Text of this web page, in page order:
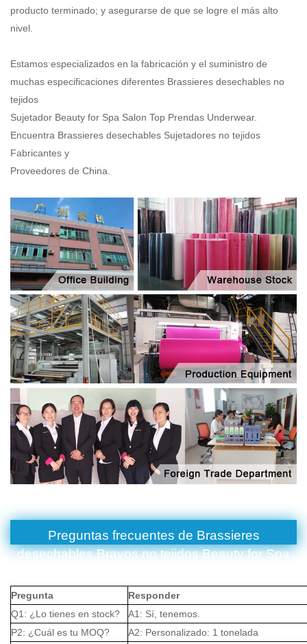
producto terminado; y asegurarse de que se logre el más alto
nivel.
Estamos especializados en la fabricación y el suministro de
muchas especificaciones diferentes Brassieres desechables no
tejidos
Sujetador Beauty for Spa Salon Top Prendas Underwear.
Encuentra Brassieres desechables Sujetadores no tejidos
Fabricantes y
Proveedores de China.
Preguntas frecuentes de Brassieres
desechables Brayos no tejidos Beauty for Spa
Pregunta
Responder
Q1: ¿Lo tienes en stock?
A1: Sí, tenemos.
P2: ¿Cuál es tu MOQ?
A2: Personalizado: 1 tonelada